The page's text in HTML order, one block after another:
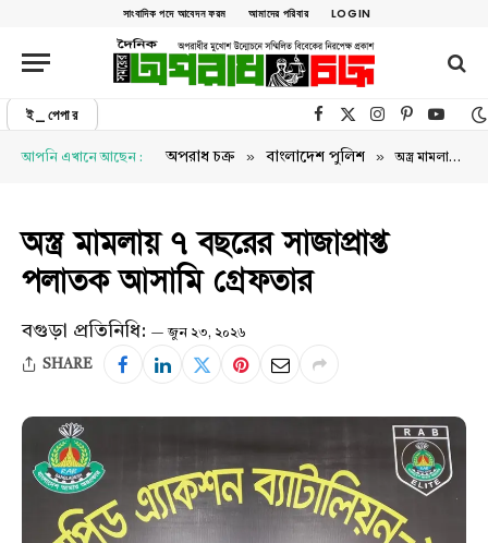
সাংবাদিক পদে আবেদন ফরম আমাদের পরিবার LOGIN
ই_পেপার Facebook
X (Twitter)Instagram
Pinterest
আপনি এখানে আছেন : অপরাধ চক্র » বাংলাদেশ পুলিশ » অস্ত্র মামলায় ৭ বছরের সাজাপ্রাপ্ত পলাতক আসামি গ্রেফতার
অস্ত্র মামলায় ৭ বছরের সাজাপ্রাপ্ত
পলাতক আসামি গ্রেফতার
বগুড়া প্রতিনিধি: জুন ২৩, ২০২৬
SHARE